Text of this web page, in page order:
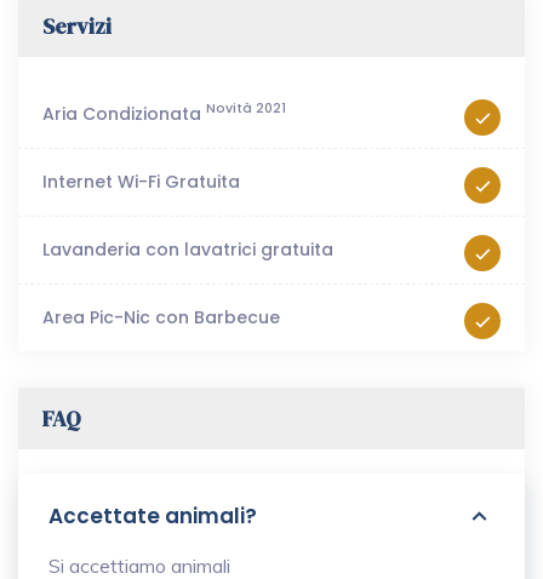
Servizi
Aria Condizionata Novità 2021
Internet Wi-Fi Gratuita
Lavanderia con lavatrici gratuita
Area Pic-Nic con Barbecue
FAQ
Accettate animali?
Si accettiamo animali